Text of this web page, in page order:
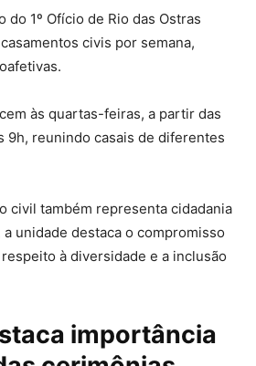
do 1º Ofício de Rio das Ostras
civis por semana,
às quartas-feiras, a partir das
9h, reunindo casais de diferentes
civil também representa cidadania
unidade destaca o compromisso
à diversidade e a inclusão
importância